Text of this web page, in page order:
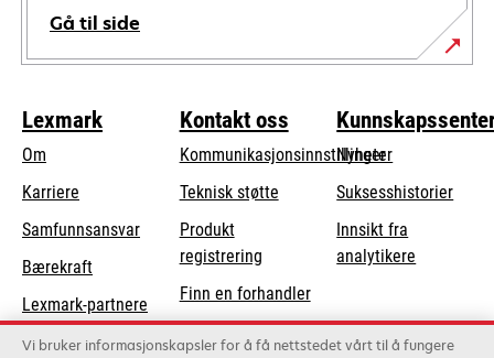
Gå til side
Lexmark
Om
Karriere
Samfunnsansvaropens
new
Bærekraft
Lexmark-partnere
Kontakt oss
Kommunikasjonsinnstillinger
Teknisk støtteopens
tab
Produkt
registrering
Finn en forhandler
Liste over
Nyheter
Suksesshistorier
Innsikt fra
analytikere
Vi bruker informasjonskapsler for å få nettstedet vårt til å fungere